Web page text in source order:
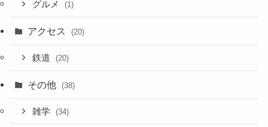
グルメ (1)
アクセス (20)
鉄道 (20)
その他 (38)
雑学 (34)